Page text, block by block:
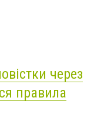
через
правила